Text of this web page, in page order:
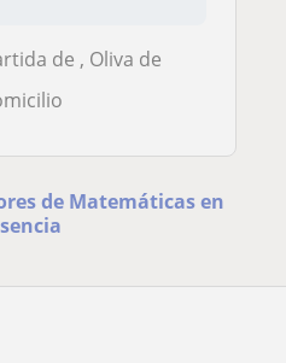
de , Oliva de
de Matemáticas en